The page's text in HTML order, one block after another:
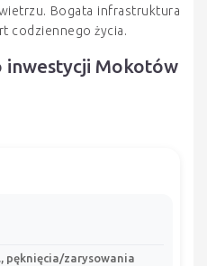
Bogata infrastruktura
codziennego życia.
inwestycji Mokotów
pęknięcia/zarysowania